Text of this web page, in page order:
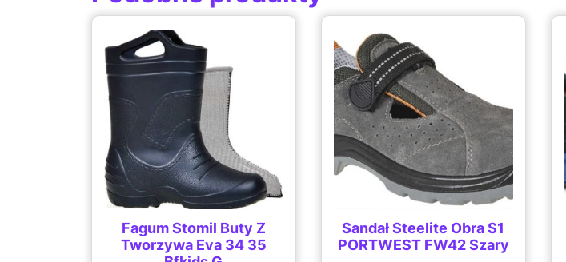
Fagum Stomil Buty Z
Tworzywa Eva 34 35
Sandał Steelite Obra S1
PORTWEST FW42 Szary